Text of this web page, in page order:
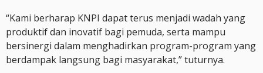
“Kami berharap KNPI dapat terus menjadi wadah yang
produktif dan inovatif bagi pemuda, serta mampu
bersinergi dalam menghadirkan program-program yang
berdampak langsung bagi masyarakat,” tuturnya.